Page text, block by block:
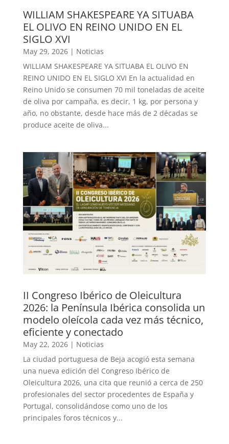
WILLIAM SHAKESPEARE YA SITUABA
EL OLIVO EN REINO UNIDO EN EL
SIGLO XVI
May 29, 2026| Noticias
WILLIAM SHAKESPEARE YA SITUABA EL OLIVO EN
REINO UNIDO EN EL SIGLO XVI En la actualidad en
Reino Unido se consumen 70 mil toneladas de aceite
de oliva por campaña, es decir, 1 kg, por persona y
año, no obstante, desde hace más de 2 décadas se
produce aceite de oliva...
II Congreso Ibérico de Oleicultura
2026: la Península Ibérica consolida un
modelo oleícola cada vez más técnico,
eficiente y conectado
May 22, 2026| Noticias
La ciudad portuguesa de Beja acogió esta semana
una nueva edición del Congreso Ibérico de
Oleicultura 2026, una cita que reunió a cerca de 250
profesionales del sector procedentes de España y
Portugal, consolidándose como uno de los
principales foros técnicos y...